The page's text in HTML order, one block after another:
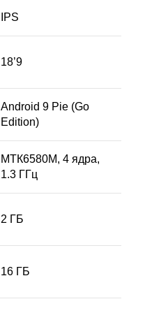
IPS
18’9
Android 9 Pie (Go
Edition)
МТК6580М, 4 ядра,
1.3 ГГц
2 ГБ
16 ГБ